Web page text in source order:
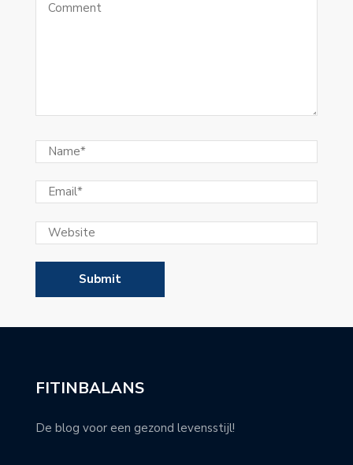
FITINBALANS
De blog voor een gezond levensstijl!